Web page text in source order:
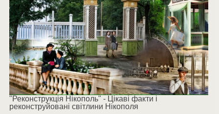
"Реконструкція Нікополь" - Цікаві факти і
реконструйовані світлини Нікополя